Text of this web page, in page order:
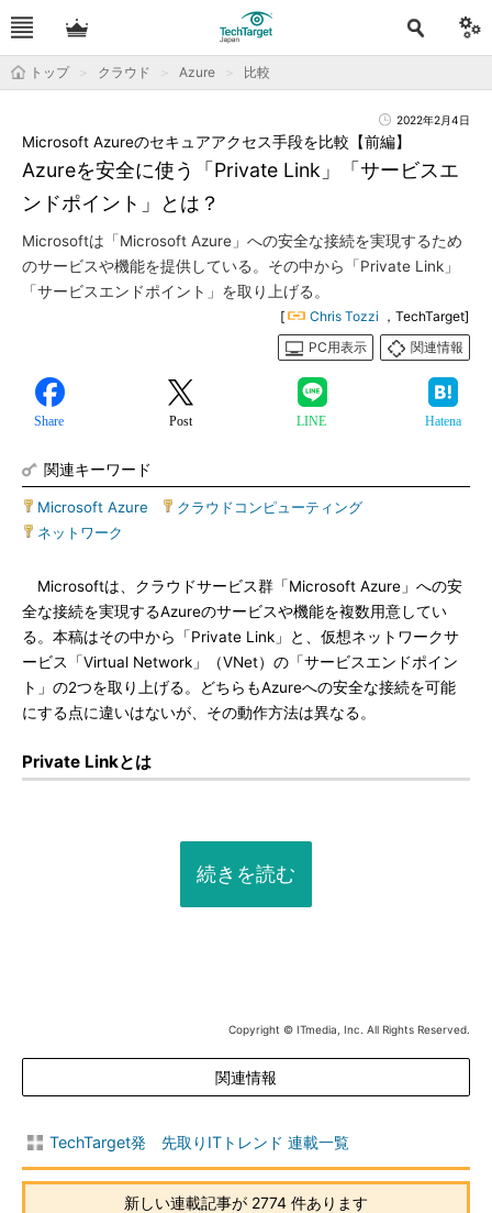
トップ クラウド Azure 比較
2022年2月4日
Azureを安全に使う「Private Link」「サービスエ
ンドポイント」とは？
Microsoft Azureのセキュアアクセス手段を比較【前編】
Microsoftは「Microsoft Azure」への安全な接続を実現するため
のサービスや機能を提供している。その中から「Private Link」
「サービスエンドポイント」を取り上げる。
[ Chris Tozzi ，TechTarget]
PC用表示
関連情報
Share Post LINE Hatena
関連キーワード
Microsoft Azure クラウドコンピューティング
ネットワーク
Microsoftは、クラウドサービス群「Microsoft Azure」への安
全な接続を実現するAzureのサービスや機能を複数用意してい
る。本稿はその中から「Private Link」と、仮想ネットワークサ
ービス「Virtual Network」（VNet）の「サービスエンドポイン
ト」の2つを取り上げる。どちらもAzureへの安全な接続を可能
にする点に違いはないが、その動作方法は異なる。
Private Linkとは
続きを読む
Copyright © ITmedia, Inc. All Rights Reserved.
関連情報
TechTarget発 先取りITトレンド 連載一覧
新しい連載記事が 2774 件あります